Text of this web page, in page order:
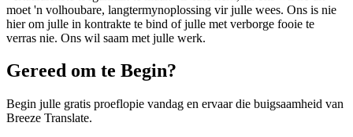
moet 'n volhoubare, langtermynoplossing vir julle wees. Ons is nie
hier om julle in kontrakte te bind of julle met verborge fooie te
verras nie. Ons wil saam met julle werk.
Gereed om te Begin?
Begin julle gratis proeflopie vandag en ervaar die buigsaamheid van
Breeze Translate.